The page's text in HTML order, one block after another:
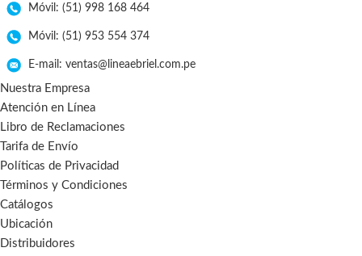
Móvil: (51) 998 168 464
Móvil: (51) 953 554 374
E-mail: ventas@lineaebriel.com.pe
Nuestra Empresa
Atención en Línea
Libro de Reclamaciones
Tarifa de Envío
Políticas de Privacidad
Términos y Condiciones
Catálogos
Ubicación
Distribuidores